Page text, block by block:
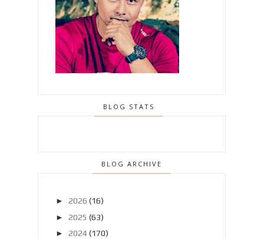
BLOG STATS
BLOG ARCHIVE
► 2026 (16)
► 2025 (63)
► 2024 (170)